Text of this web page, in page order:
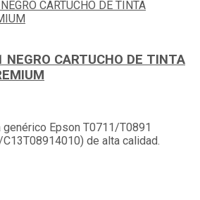
CARTUCHO DE TINTA
genérico Epson T0711/T0891
de alta calidad.